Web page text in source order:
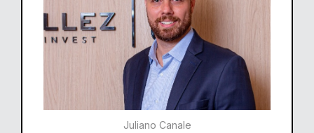
Juliano Canale